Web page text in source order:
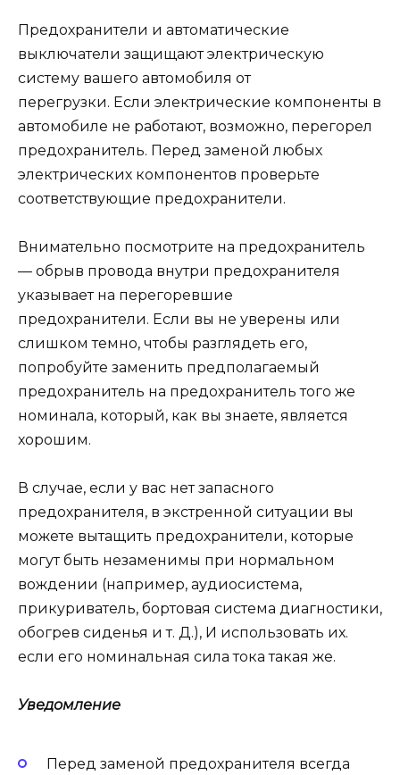
Предохранители и автоматические
выключатели защищают электрическую
систему вашего автомобиля от
перегрузки. Если электрические компоненты в
автомобиле не работают, возможно, перегорел
предохранитель. Перед заменой любых
электрических компонентов проверьте
соответствующие предохранители.
Внимательно посмотрите на предохранитель
— обрыв провода внутри предохранителя
указывает на перегоревшие
предохранители. Если вы не уверены или
слишком темно, чтобы разглядеть его,
попробуйте заменить предполагаемый
предохранитель на предохранитель того же
номинала, который, как вы знаете, является
хорошим.
В случае, если у вас нет запасного
предохранителя, в экстренной ситуации вы
можете вытащить предохранители, которые
могут быть незаменимы при нормальном
вождении (например, аудиосистема,
прикуриватель, бортовая система диагностики,
обогрев сиденья и т. Д.), И использовать их.
если его номинальная сила тока такая же.
Уведомление
Перед заменой предохранителя всегда